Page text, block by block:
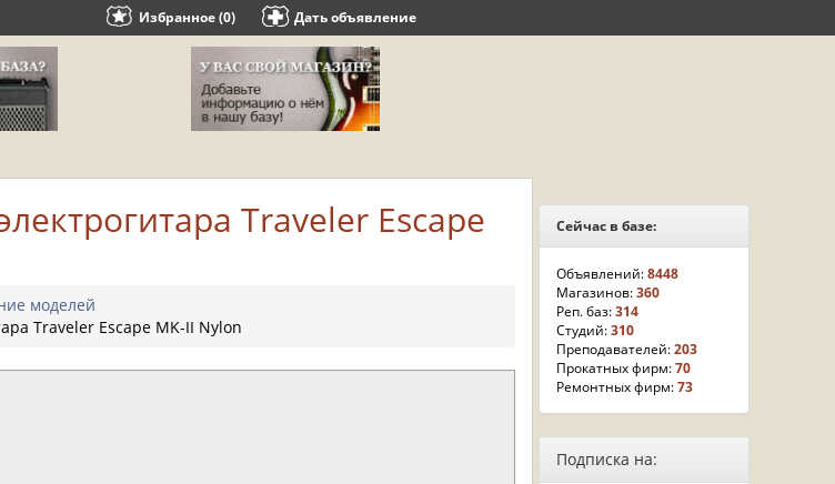
Избранное (0) Дать объявление
Traveler Escape
моделей
Traveler Escape MK-II Nylon
Сейчас в базе:
Объявлений:8448
Магазинов:360
Реп. баз:314
Студий:310
Преподавателей:203
Прокатных фирм:70
Ремонтных фирм:73
Подписка на: